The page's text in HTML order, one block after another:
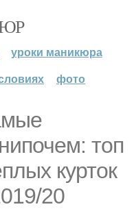
уроки маникюра
фото
топ
курток
20